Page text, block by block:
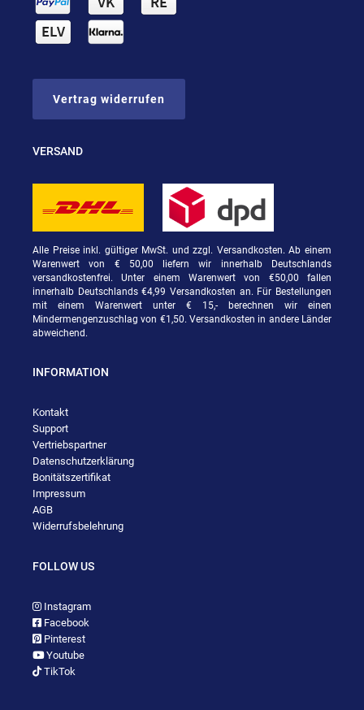
Vertrag widerrufen
VERSAND
Alle Preise inkl. gültiger MwSt. und zzgl. Versandkosten. Ab einem
Warenwert von € 50,00 liefern wir innerhalb Deutschlands
versandkostenfrei. Unter einem Warenwert von €50,00 fallen
innerhalb Deutschlands €4,99 Versandkosten an. Für Bestellungen
mit einem Warenwert unter € 15,- berechnen wir einen
Mindermengenzuschlag von €1,50. Versandkosten in andere Länder
abweichend.
INFORMATION
Kontakt
Support
Vertriebspartner
Datenschutzerklärung
Bonitätszertifikat
Impressum
AGB
Widerrufsbelehrung
FOLLOW US
Instagram
Facebook
Pinterest
Youtube
TikTok